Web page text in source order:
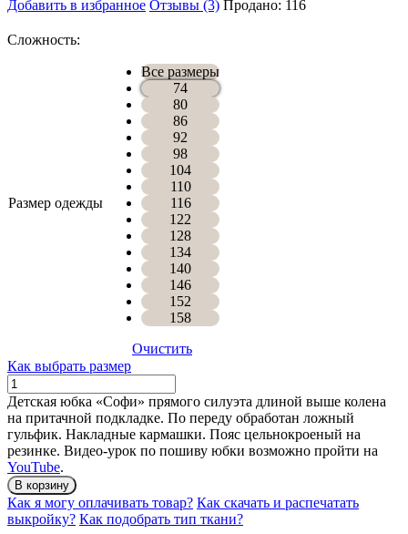
Добавить в избранное Отзывы (3) Продано: 116
Сложность:
Размер одежды
Все размеры
74
80
86
92
98
104
110
116
122
128
134
140
146
152
158
Очистить
Как выбрать размер
Количество
ЮБКА
СОФИ
Детская юбка «Софи» прямого силуэта длиной выше колена
на притачной подкладке. По переду обработан ложный
гульфик. Накладные кармашки. Пояс цельнокроеный на
резинке. Видео-урок по пошиву юбки возможно пройти на
YouTube.
В корзину
Как я могу оплачивать товар? Как скачать и распечатать
выкройку? Как подобрать тип ткани?